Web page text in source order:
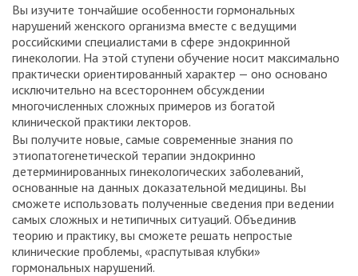
Вы изучите тончайшие особенности гормональных
нарушений женского организма вместе с ведущими
российскими специалистами в сфере эндокринной
гинекологии. На этой ступени обучение носит максимально
практически ориентированный характер — оно основано
исключительно на всестороннем обсуждении
многочисленных сложных примеров из богатой
клинической практики лекторов.
Вы получите новые, самые современные знания по
этиопатогенетической терапии эндокринно
детерминированных гинекологических заболеваний,
основанные на данных доказательной медицины. Вы
сможете использовать полученные сведения при ведении
самых сложных и нетипичных ситуаций. Объединив
теорию и практику, вы сможете решать непростые
клинические проблемы, «распутывая клубки»
гормональных нарушений.